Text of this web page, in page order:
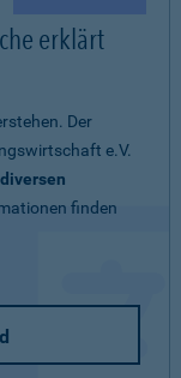
erklärt
Der
e.V.
finden